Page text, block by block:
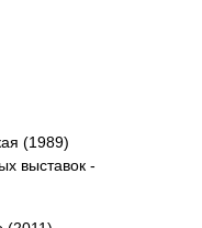
(1989)
выставок -